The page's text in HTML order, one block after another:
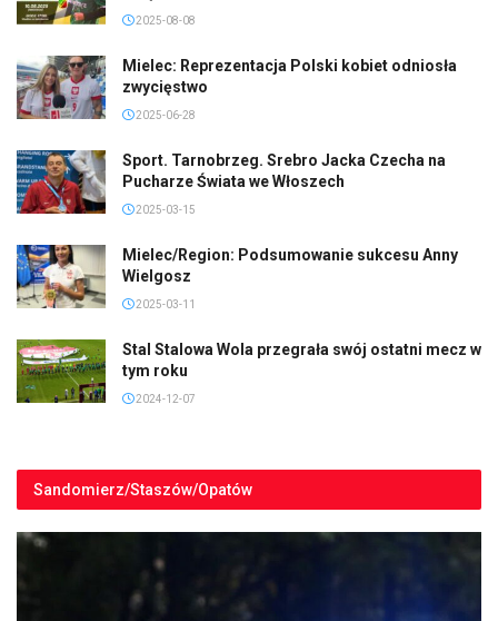
2025-08-08
Mielec: Reprezentacja Polski kobiet odniosła
zwycięstwo
2025-06-28
Sport. Tarnobrzeg. Srebro Jacka Czecha na
Pucharze Świata we Włoszech
2025-03-15
Mielec/Region: Podsumowanie sukcesu Anny
Wielgosz
2025-03-11
Stal Stalowa Wola przegrała swój ostatni mecz w
tym roku
2024-12-07
Sandomierz/Staszów/Opatów